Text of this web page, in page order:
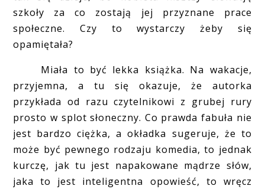
szkoły za co zostają jej przyznane prace
społeczne. Czy to wystarczy żeby się
opamiętała?
Miała to być lekka książka. Na wakacje,
przyjemna, a tu się okazuje, że autorka
przykłada od razu czytelnikowi z grubej rury
prosto w splot słoneczny. Co prawda fabuła nie
jest bardzo ciężka, a okładka sugeruje, że to
może być pewnego rodzaju komedia, to jednak
kurczę, jak tu jest napakowane mądrze słów,
jaka to jest inteligentna opowieść, to wręcz